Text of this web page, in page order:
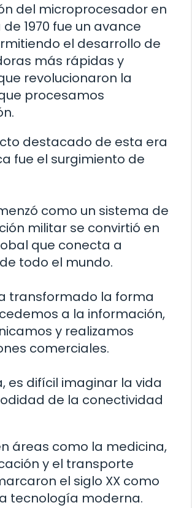
del microprocesador en
1970 fue un avance
el desarrollo de
más rápidas y
revolucionaron la
procesamos
destacado de esta era
fue el surgimiento de
como un sistema de
militar se convirtió en
que conecta a
todo el mundo.
transformado la forma
a la información,
y realizamos
comerciales.
es difícil imaginar la vida
de la conectividad
áreas como la medicina,
y el transporte
el siglo XX como
tecnología moderna.